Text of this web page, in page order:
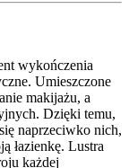
wykończenia
Umieszczone
makijażu, a
Dzięki temu,
naprzeciwko nich,
łazienkę. Lustra
każdej